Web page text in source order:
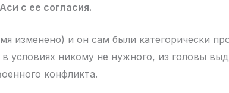
с ее согласия.
изменено) и он сам были категорически
условиях никому не нужного, из головы
конфликта.